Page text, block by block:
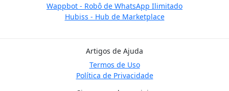
Wappbot - Robô de WhatsApp Ilimitado
Hubiss - Hub de Marketplace
Artigos de Ajuda
Termos de Uso
Política de Privacidade